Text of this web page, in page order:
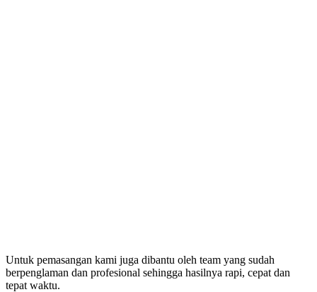
Untuk pemasangan kami juga dibantu oleh team yang sudah
berpenglaman dan profesional sehingga hasilnya rapi, cepat dan
tepat waktu.